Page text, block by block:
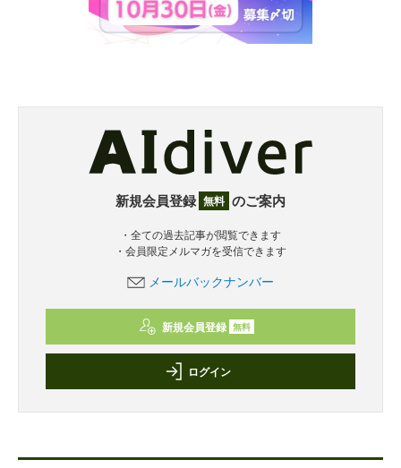
新規会員登録 無料 のご案内
・全ての過去記事が閲覧できます
・会員限定メルマガを受信できます
メールバックナンバー
新規会員登録 無料
ログイン